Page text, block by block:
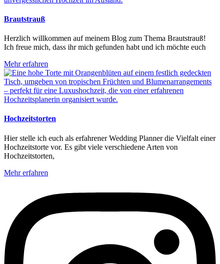
Brautstrauß
Herzlich willkommen auf meinem Blog zum Thema Brautstrauß!
Ich freue mich, dass ihr mich gefunden habt und ich möchte euch
Mehr erfahren
Hochzeitstorten
Hier stelle ich euch als erfahrener Wedding Planner die Vielfalt einer
Hochzeitstorte vor. Es gibt viele verschiedene Arten von
Hochzeitstorten,
Mehr erfahren